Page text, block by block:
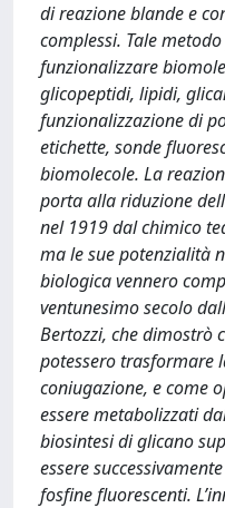
di reazione blande e
complessi. Tale
funzionalizzare
glicopeptidi, lipidi,
funzionalizzazione di
etichette, sonde
biomolecole. La
porta alla riduzione
nel 1919 dal chimico
ma le sue potenzialità
biologica vennero
ventunesimo secolo
Bertozzi, che dimostrò
potessero trasformare
coniugazione, e come
essere metabolizzati
biosintesi di glicano
essere
fosfine fluorescenti.